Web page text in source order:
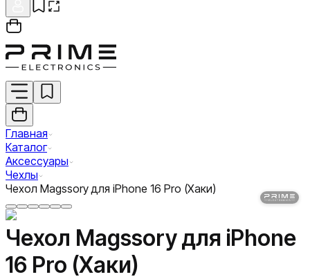
Главная
Каталог
Аксессуары
Чехлы
Чехол Magssory для iPhone 16 Pro (Хаки)
Чехол Magssory для iPhone
16 Pro (Хаки)